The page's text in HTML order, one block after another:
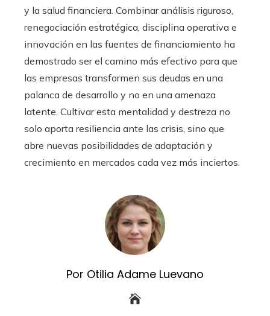
y la salud financiera. Combinar análisis riguroso,
renegociación estratégica, disciplina operativa e
innovación en las fuentes de financiamiento ha
demostrado ser el camino más efectivo para que
las empresas transformen sus deudas en una
palanca de desarrollo y no en una amenaza
latente. Cultivar esta mentalidad y destreza no
solo aporta resiliencia ante las crisis, sino que
abre nuevas posibilidades de adaptación y
crecimiento en mercados cada vez más inciertos.
Por Otilia Adame Luevano